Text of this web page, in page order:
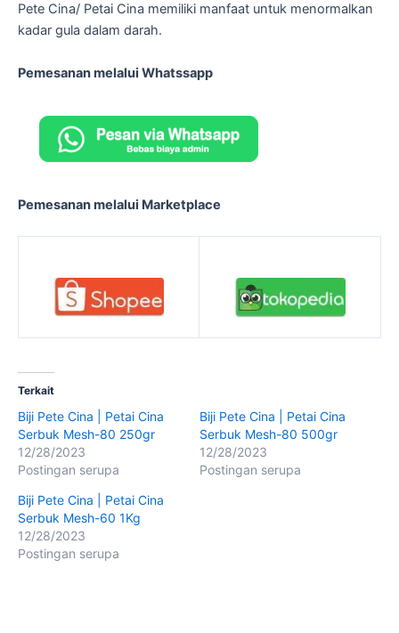
Pete Cina/ Petai Cina memiliki manfaat untuk menormalkan
kadar gula dalam darah.
Pemesanan melalui Whatssapp
Pemesanan melalui Marketplace
Terkait
Biji Pete Cina | Petai Cina
Serbuk Mesh-80 250gr
12/28/2023
Postingan serupa
Biji Pete Cina | Petai Cina
Serbuk Mesh-80 500gr
12/28/2023
Postingan serupa
Biji Pete Cina | Petai Cina
Serbuk Mesh-60 1Kg
12/28/2023
Postingan serupa